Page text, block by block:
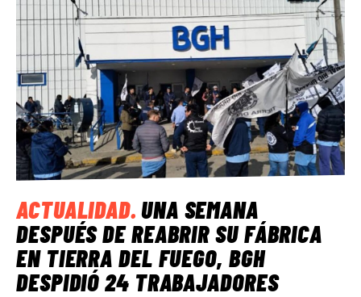
ACTUALIDAD.UNA SEMANA
DESPUÉS DE REABRIR SU FÁBRICA
EN TIERRA DEL FUEGO, BGH
DESPIDIÓ 24 TRABAJADORES